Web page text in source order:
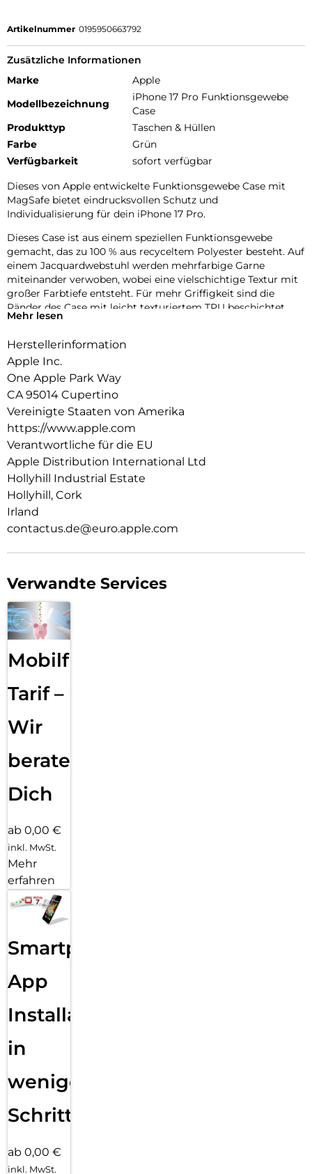
Artikelnummer 0195950663792
Zusätzliche Informationen
Marke
Apple
Modellbezeichnung
iPhone 17 Pro Funktionsgewebe
Case
Produkttyp
Taschen & Hüllen
Farbe
Grün
Verfügbarkeit
sofort verfügbar
Dieses von Apple entwickelte Funktions­gewebe Case mit
MagSafe bietet eindrucks­vollen Schutz und
Individualisierung für dein iPhone 17 Pro.
Dieses Case ist aus einem speziellen Funktions­gewebe
gemacht, das zu 100 % aus recyceltem Polyester besteht. Auf
einem Jacquard­webstuhl werden mehrfarbige Garne
miteinander verwoben, wobei eine vielschichtige Textur mit
großer Farbtiefe entsteht. Für mehr Griffigkeit sind die
Ränder des Case mit leicht texturiertem TPU beschichtet.
Die Tasten aus elegantem eloxiertem Aluminium sorgen für
Mit zwei Verbindungs­punkten lässt sich dieses Case sicher
am Crossbody Band befestigen. So kannst du dein iPhone
entspannt freihändig tragen.
Mit integrierten Magneten, die sich perfekt am iPhone 17 Pro
ausrichten, hält das Case ganz einfach und sorgt für
schnelleres kabel­loses Laden. Lass dein iPhone beim Laden
einfach im Case und docke dein MagSafe Ladegerät an oder
leg es auf dein Qi2.2 oder Qi zertifiziertes Ladegerät.
Wie jedes von Apple entwickelte Case durchläuft es im Laufe
des Design‑ und Fertigungs­prozesses Tausende von
Teststunden. Deshalb sieht es nicht nur großartig aus,
sondern ist auch dafür gemacht, dein iPhone vor Kratzern
Mehr lesen
Herstellerinformation
Apple Inc.
One Apple Park Way
CA 95014 Cupertino
Vereinigte Staaten von Amerika
https://www.apple.com
Verantwortliche für die EU
Apple Distribution International Ltd
Hollyhill Industrial Estate
Hollyhill, Cork
Irland
contactus.de@euro.apple.com
Verwandte Services
Mobilfunk
Tarif –
Wir
beraten
Dich
ab 0,00 €
inkl. MwSt.
Mehr
erfahren
Smartphone
App
Installation
in
wenigen
Schritten
ab 0,00 €
inkl. MwSt.